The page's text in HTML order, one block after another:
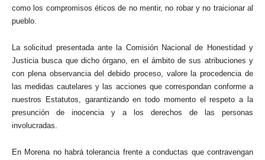
como los compromisos éticos de no mentir, no robar y no traicionar al
pueblo.
La solicitud presentada ante la Comisión Nacional de Honestidad y
Justicia busca que dicho órgano, en el ámbito de sus atribuciones y
con plena observancia del debido proceso, valore la procedencia de
las medidas cautelares y las acciones que correspondan conforme a
nuestros Estatutos, garantizando en todo momento el respeto a la
presunción de inocencia y a los derechos de las personas
involucradas.
En Morena no habrá tolerancia frente a conductas que contravengan